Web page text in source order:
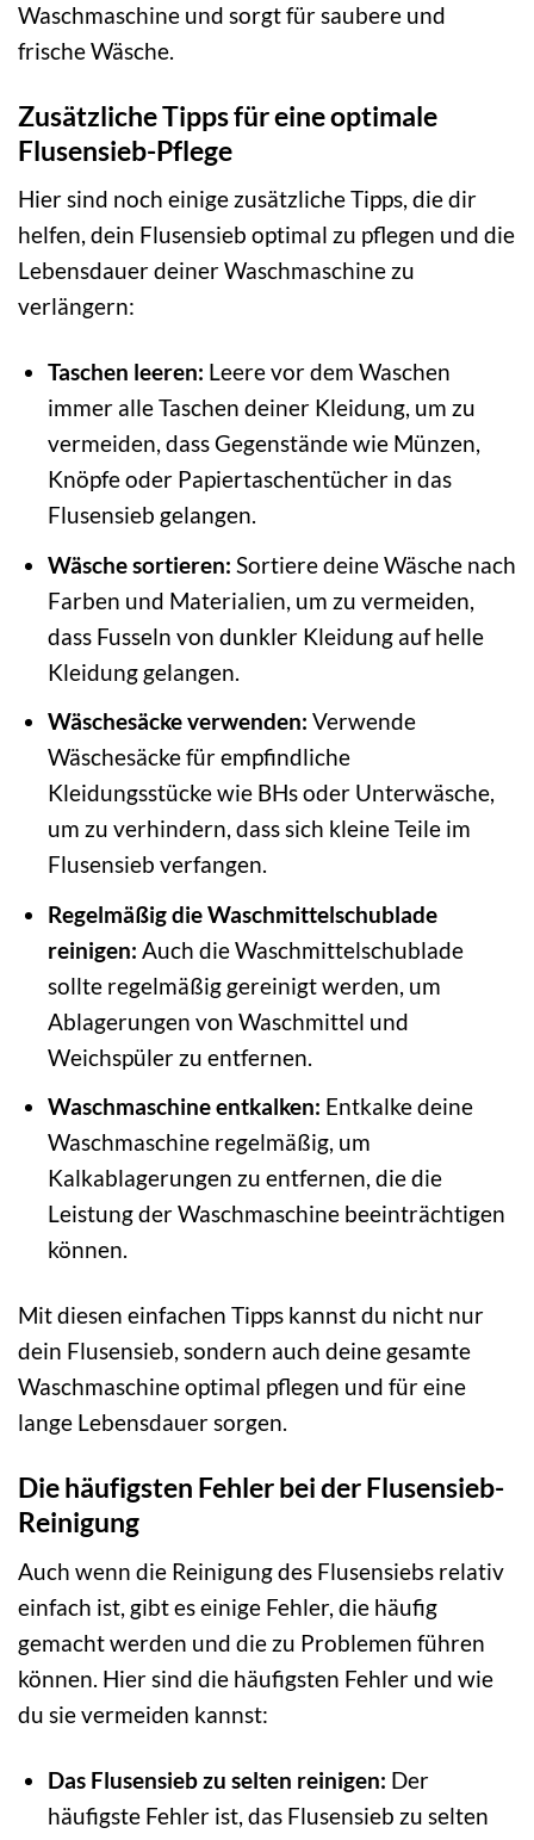
Waschmaschine und sorgt für saubere und
frische Wäsche.
Zusätzliche Tipps für eine optimale
Flusensieb-Pflege
Hier sind noch einige zusätzliche Tipps, die dir
helfen, dein Flusensieb optimal zu pflegen und die
Lebensdauer deiner Waschmaschine zu
verlängern:
Taschen leeren: Leere vor dem Waschen
immer alle Taschen deiner Kleidung, um zu
vermeiden, dass Gegenstände wie Münzen,
Knöpfe oder Papiertaschentücher in das
Flusensieb gelangen.
Wäsche sortieren: Sortiere deine Wäsche nach
Farben und Materialien, um zu vermeiden,
dass Fusseln von dunkler Kleidung auf helle
Kleidung gelangen.
Wäschesäcke verwenden: Verwende
Wäschesäcke für empfindliche
Kleidungsstücke wie BHs oder Unterwäsche,
um zu verhindern, dass sich kleine Teile im
Flusensieb verfangen.
Regelmäßig die Waschmittelschublade
reinigen: Auch die Waschmittelschublade
sollte regelmäßig gereinigt werden, um
Ablagerungen von Waschmittel und
Weichspüler zu entfernen.
Waschmaschine entkalken: Entkalke deine
Waschmaschine regelmäßig, um
Kalkablagerungen zu entfernen, die die
Leistung der Waschmaschine beeinträchtigen
können.
Mit diesen einfachen Tipps kannst du nicht nur
dein Flusensieb, sondern auch deine gesamte
Waschmaschine optimal pflegen und für eine
lange Lebensdauer sorgen.
Die häufigsten Fehler bei der Flusensieb-
Reinigung
Auch wenn die Reinigung des Flusensiebs relativ
einfach ist, gibt es einige Fehler, die häufig
gemacht werden und die zu Problemen führen
können. Hier sind die häufigsten Fehler und wie
du sie vermeiden kannst:
Das Flusensieb zu selten reinigen: Der
häufigste Fehler ist, das Flusensieb zu selten